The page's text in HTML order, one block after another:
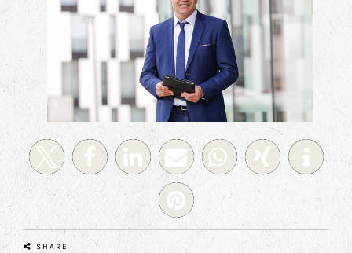
SHARE